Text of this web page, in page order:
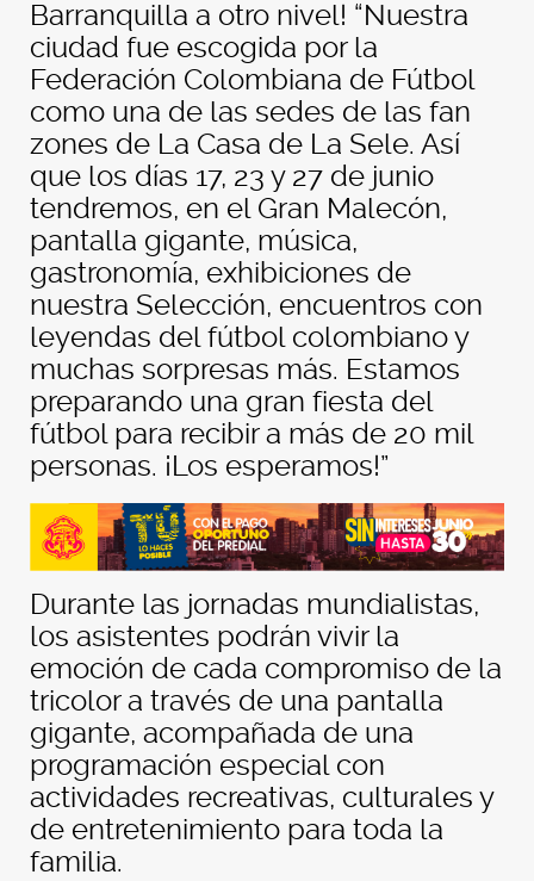
Barranquilla a otro nivel! “Nuestra
ciudad fue escogida por la
Federación Colombiana de Fútbol
como una de las sedes de las fan
zones de La Casa de La Sele. Así
que los días 17, 23 y 27 de junio
tendremos, en el Gran Malecón,
pantalla gigante, música,
gastronomía, exhibiciones de
nuestra Selección, encuentros con
leyendas del fútbol colombiano y
muchas sorpresas más. Estamos
preparando una gran fiesta del
fútbol para recibir a más de 20 mil
personas. ¡Los esperamos!”
Durante las jornadas mundialistas,
los asistentes podrán vivir la
emoción de cada compromiso de la
tricolor a través de una pantalla
gigante, acompañada de una
programación especial con
actividades recreativas, culturales y
de entretenimiento para toda la
familia.